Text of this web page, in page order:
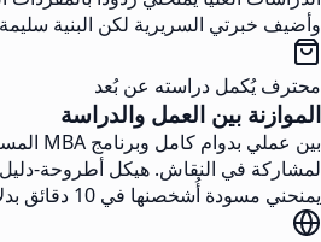
وأضيف خبرتي السريرية لكن البنية
محترف يُكمل دراسته عن بُعد
الموازنة بين العمل والدراسة
يمنحني مسودة أُشخصنها في 10 دقائق بدلاً من الكتابة من الصفر.